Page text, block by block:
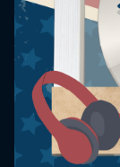
美感教育教
亞太地區美